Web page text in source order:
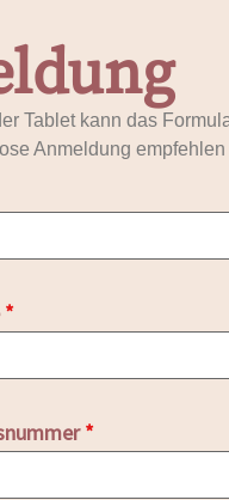
Tablet kann das
Anmeldung
*
*